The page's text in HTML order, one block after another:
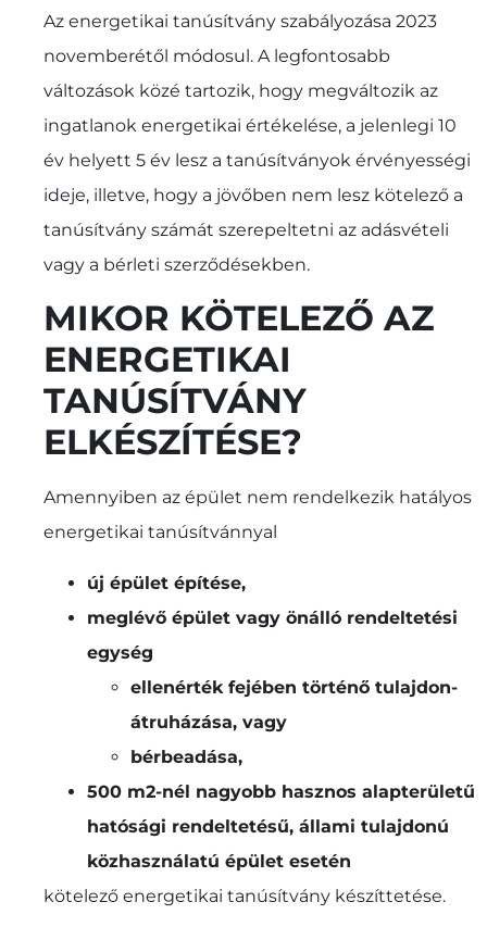
Az energetikai tanúsítvány szabályozása 2023
novemberétől módosul. A legfontosabb
változások közé tartozik, hogy megváltozik az
ingatlanok energetikai értékelése, a jelenlegi 10
év helyett 5 év lesz a tanúsítványok érvényességi
ideje, illetve, hogy a jövőben nem lesz kötelező a
tanúsítvány számát szerepeltetni az adásvételi
vagy a bérleti szerződésekben.
MIKOR KÖTELEZŐ AZ
ENERGETIKAI
TANÚSÍTVÁNY
ELKÉSZÍTÉSE?
Amennyiben az épület nem rendelkezik hatályos
energetikai tanúsítvánnyal
új épület építése,
meglévő épület vagy önálló rendeltetési
egység
ellenérték fejében történő tulajdon-
átruházása, vagy
bérbeadása,
500 m2-nél nagyobb hasznos alapterületű
hatósági rendeltetésű, állami tulajdonú
közhasználatú épület esetén
kötelező energetikai tanúsítvány készíttetése.